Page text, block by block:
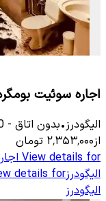
اجاره سوئیت
الیگودرز•بدون اتاق -
از۲٬۳۵۳٬۰۰۰ تومان
View details for
الیگودرزdetails for
الیگودرز